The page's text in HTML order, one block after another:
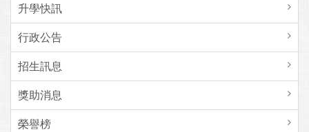
升學快訊
行政公告
招生訊息
獎助消息
榮譽榜